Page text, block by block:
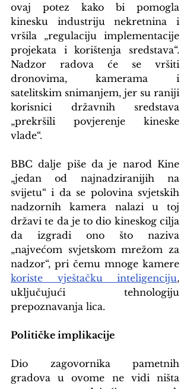
ovaj potez kako bi pomogla
kinesku industriju nekretnina i
vršila „regulaciju implementacije
projekata i korištenja sredstava“.
Nadzor radova će se vršiti
dronovima, kamerama i
satelitskim snimanjem, jer su raniji
korisnici državnih sredstava
„prekršili povjerenje kineske
vlade“.
BBC dalje piše da je narod Kine
„jedan od najnadziranijih na
svijetu“ i da se polovina svjetskih
nadzornih kamera nalazi u toj
državi te da je to dio kineskog cilja
da izgradi ono što naziva
„najvećom svjetskom mrežom za
koriste vještačku inteligenciju,
uključujući tehnologiju
prepoznavanja lica.
Političke implikacije
Dio zagovornika pametnih
gradova u ovome ne vidi ništa